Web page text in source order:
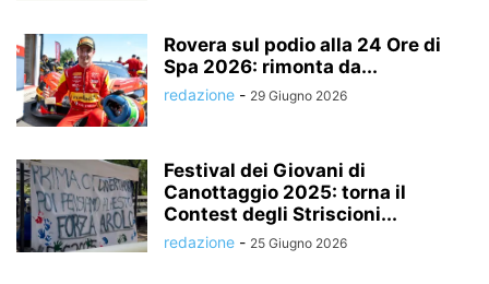
Rovera sul podio alla 24 Ore di
Spa 2026: rimonta da...
redazione - 29 Giugno 2026
Festival dei Giovani di
Canottaggio 2025: torna il
Contest degli Striscioni...
redazione - 25 Giugno 2026